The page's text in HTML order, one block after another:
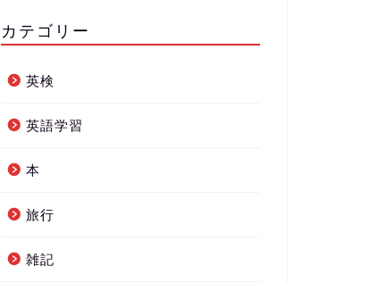
カテゴリー
英検
英語学習
本
旅行
雑記